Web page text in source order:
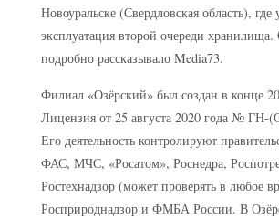
Новоуральске (Свердловская область), где
эксплуатация второй очереди
подробно рассказывало Media73.
Филиал «Озёрский» был создан в конце
Лицензия от 25 августа 2020 года № ГН-
Его деятельность контролируют
ФАС, МЧС, «Росатом», Роснедра,
Ростехнадзор (может проверять в любое
Росприроднадзор и ФМБА России. В